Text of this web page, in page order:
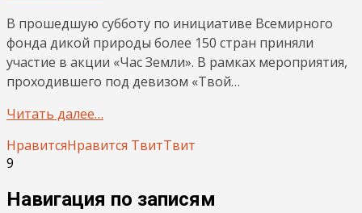
В прошедшую субботу по инициативе Всемирного
фонда дикой природы более 150 стран приняли
участие в акции «Час Земли». В рамках мероприятия,
проходившего под девизом «Твой…
Читать далее…
НравитсяНравится ТвитТвит
9
Навигация по записям